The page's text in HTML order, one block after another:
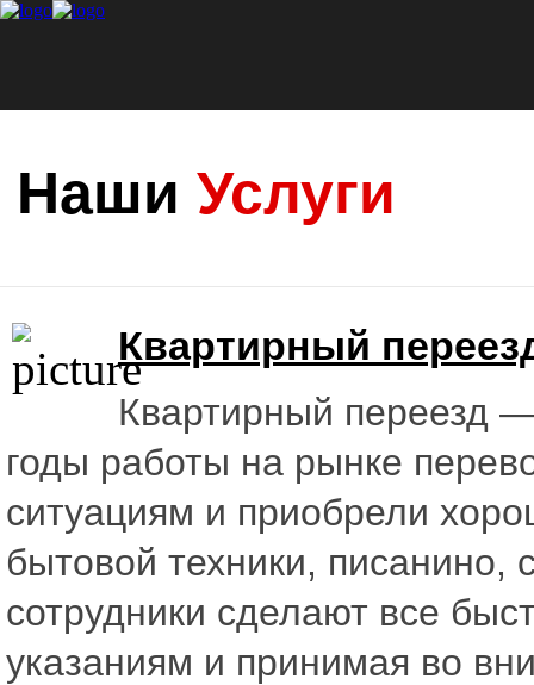
Наши Услуги
Квартирный
Квартирный переезд
годы работы на рынке
ситуациям и приобрели
бытовой техники,
сотрудники сделают все
указаниям и принимая во